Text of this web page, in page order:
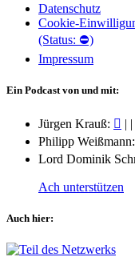
Datenschutz
Cookie-
(Status: ⛔)
Impressum
Ein Podcast von und mit:
Jürgen Krauß: | |
Philipp Weißmann:
Lord Dominik
Ach unterstützen
Auch hier: